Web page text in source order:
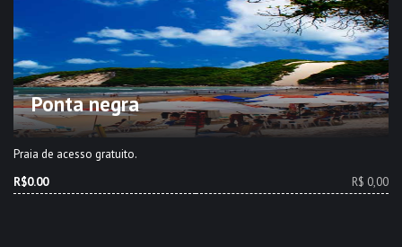
Ponta negra
Praia de acesso gratuito.
R$0.00
R$ 0,00